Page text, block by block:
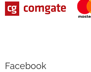
Facebook